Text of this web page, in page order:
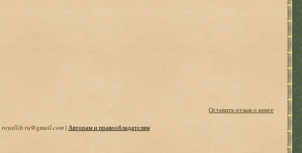
Оставить отзыв о книге
royallib.ru@gmail.com| Авторам и правообладателям